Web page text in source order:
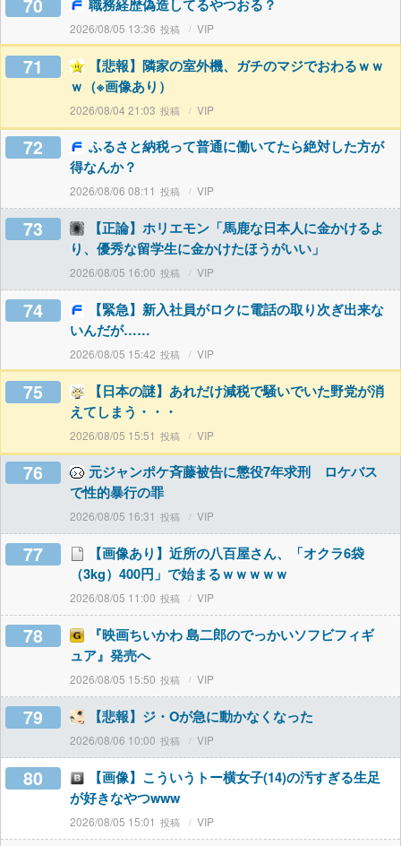
70 職務経歴偽造してるやつおる？
2026/08/05 13:36 VIP
71
【悲報】隣家の室外機、ガチのマジでおわるｗｗ
ｗ（※画像あり）
2026/08/04 21:03 VIP
72
ふるさと納税って普通に働いてたら絶対した方が
得なんか？
2026/08/06 08:11 VIP
73
【正論】ホリエモン「馬鹿な日本人に金かけるよ
り、優秀な留学生に金かけたほうがいい」
2026/08/05 16:00 VIP
74
【緊急】新入社員がロクに電話の取り次ぎ出来な
いんだが……
2026/08/05 15:42 VIP
75
【日本の謎】あれだけ減税で騒いでいた野党が消
えてしまう・・・
2026/08/05 15:51 VIP
76
元ジャンポケ斉藤被告に懲役7年求刑 ロケバス
で性的暴行の罪
2026/08/05 16:31 VIP
77
【画像あり】近所の八百屋さん、「オクラ6袋
（3kg）400円」で始まるｗｗｗｗｗ
2026/08/05 11:00 VIP
78
『映画ちいかわ 島二郎のでっかいソフビフィギ
ュア』発売へ
2026/08/05 15:50 VIP
79 【悲報】ジ・Oが急に動かなくなった
2026/08/06 10:00 VIP
80
【画像】こういうトー横女子(14)の汚すぎる生足
が好きなやつwww
2026/08/05 15:01 VIP